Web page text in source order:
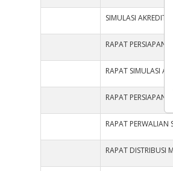
SIMULASI
RAPAT PERSIAPAN
RAPAT SIMULASI
RAPAT PERSIAPAN AL
RAPAT PERWALIAN
RAPAT DISTRIBUSI